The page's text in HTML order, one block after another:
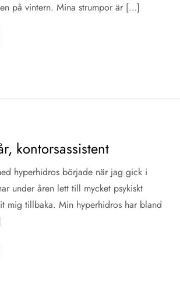
på vintern. Mina strumpor är […]
kontorsassistent
hyperhidros började när jag gick i
under åren lett till mycket psykiskt
mig tillbaka. Min hyperhidros har bland